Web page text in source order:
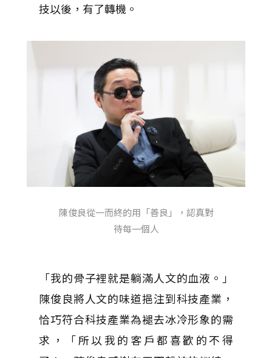
技以後，有了轉機。
陳俊良從一而終的用「善良」，認真對
待每一個人
「我的骨子裡就是躺滿人文的血液。」
陳俊良將人文的味道挹注到科技產業，
恰巧符合科技產業為褪去冰冷形象的需
求，「所以我的客戶都喜歡的不得